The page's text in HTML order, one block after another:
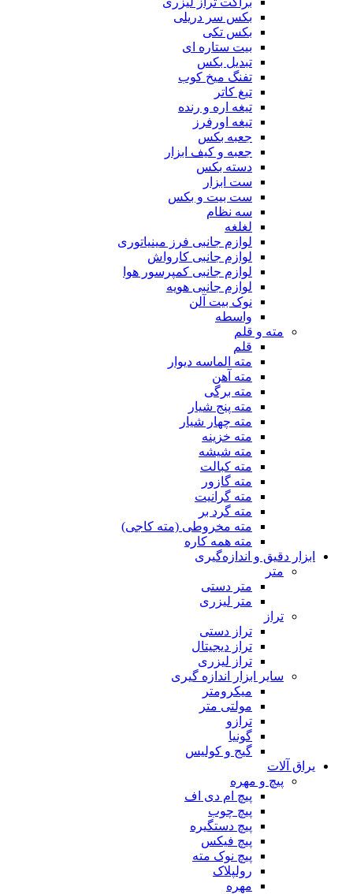
بکس سر دریلی
بکس تکی
بیت ستاره ای
تبدیل بکس
تفنگ میخ کوب
تیغ کاتر
تیغه اره و رنده
تیغه اورفرز
جعبه بکس
جعبه و کیف ابزار
دسته بکس
ست ابزار
ست بیت و بکس
سه نظام
لغلغه
لوازم جانبی فرز مینیاتوری
لوازم جانبی کارواش
لوازم جانبی کمپرسور هوا
لوازم جانبی هویه
نوک بیت آلن
واسطه
مته و قلم
قلم
مته الماسه دیوار
مته آهن
مته برگی
مته پنج شیار
مته چهار شیار
مته خزینه
مته شیشه
مته کبالت
مته گازور
مته گرانیت
مته گرد بر
مته مخروطی (مته کاجی)
مته همه کاره
ابزار دقیق و اندازه‌گیری
متر
متر دستی
متر لیزری
تراز
تراز دستی
تراز دیجیتال
تراز لیزری
سایر ابزار اندازه گیری
میکرومتر
مولتی متر
ترازو
گونیا
گیج و کولیس
یراق آلات
پیچ و مهره
پیچ ام دی اف
پیچ چوب
پیچ دستگیره
پیچ فیکس
پیچ نوک مته
رولپلاک
مهره